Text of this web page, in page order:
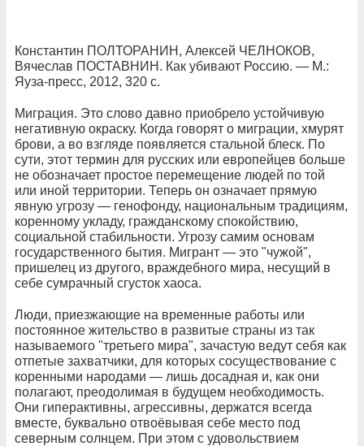
Константин ПОЛТОРАНИН, Алексей ЧЕЛНОКОВ,
Вячеслав ПОСТАВНИН. Как убивают Россию. — М.:
Яуза-пресс, 2012, 320 с.
Миграция. Это слово давно приобрело устойчивую
негативную окраску. Когда говорят о миграции, хмурят
брови, а во взгляде появляется стальной блеск. По
сути, этот термин для русских или европейцев больше
не обозначает простое перемещение людей по той
или иной территории. Теперь он означает прямую
явную угрозу — генофонду, национальным традициям,
коренному укладу, гражданскому спокойствию,
социальной стабильности. Угрозу самим основам
государственного бытия. Мигрант — это "чужой",
пришелец из другого, враждебного мира, несущий в
себе сумрачный сгусток хаоса.
Люди, приезжающие на временные работы или
постоянное жительство в развитые страны из так
называемого "третьего мира", зачастую ведут себя как
отпетые захватчики, для которых сосуществование с
коренными народами — лишь досадная и, как они
полагают, преодолимая в будущем необходимость.
Они гиперактивны, агрессивны, держатся всегда
вместе, буквально отвоёвывая себе место под
северным солнцем. При этом с удовольствием